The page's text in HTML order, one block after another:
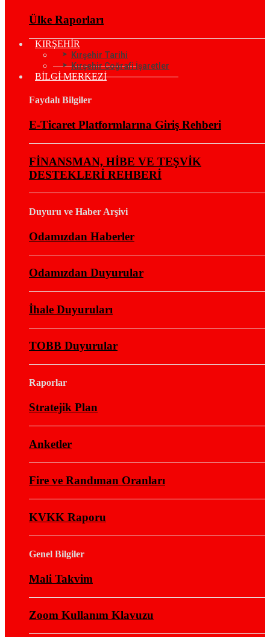
Ülke Raporları
KIRŞEHİR
Kırşehir Tarihi
Kırşehir Coğrafi İşaretler
BİLGİ MERKEZİ
Faydalı Bilgiler
E-Ticaret Platformlarına Giriş Rehberi
FİNANSMAN, HİBE VE TEŞVİK
DESTEKLERİ REHBERİ
Duyuru ve Haber Arşivi
Odamızdan Haberler
Odamızdan Duyurular
İhale Duyuruları
TOBB Duyurular
Raporlar
Stratejik Plan
Anketler
Fire ve Randıman Oranları
KVKK Raporu
Genel Bilgiler
Mali Takvim
Zoom Kullanım Klavuzu